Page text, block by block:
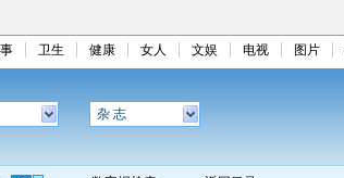
卫生 健康 女人 文娱 电视 图片
杂 志